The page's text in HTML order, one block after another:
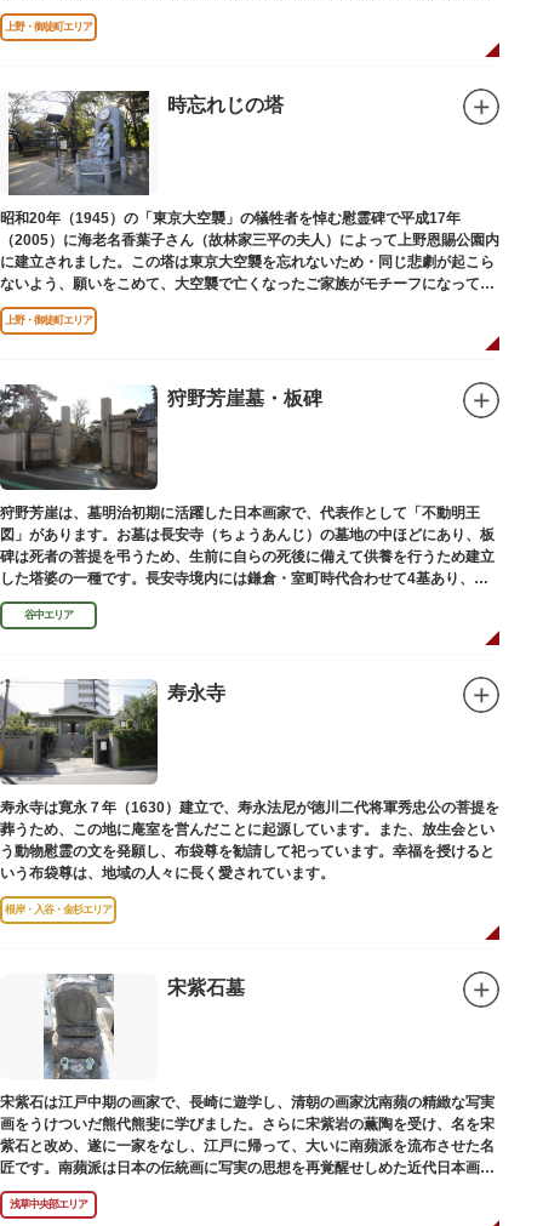
されました。
上野・御徒町エリア
時忘れじの塔
昭和20年（1945）の「東京大空襲」の犠牲者を悼む慰霊碑で平成17年
（2005）に海老名香葉子さん（故林家三平の夫人）によって上野恩賜公園内
に建立されました。この塔は東京大空襲を忘れないため・同じ悲劇が起こら
ないよう、願いをこめて、大空襲で亡くなったご家族がモチーフになってい
る平和祈念母子像・時計塔です。
上野・御徒町エリア
狩野芳崖墓・板碑
狩野芳崖は、墓明治初期に活躍した日本画家で、代表作として「不動明王
図」があります。お墓は長安寺（ちょうあんじ）の墓地の中ほどにあり、板
碑は死者の菩提を弔うため、生前に自らの死後に備えて供養を行うため建立
した塔婆の一種です。長安寺境内には鎌倉・室町時代合わせて4基あり、
「長安寺板碑」として台東区の有形文化財に指定されています。
谷中エリア
寿永寺
寿永寺は寛永７年（1630）建立で、寿永法尼が徳川二代将軍秀忠公の菩提を
葬うため、この地に庵室を営んだことに起源しています。また、放生会とい
う動物慰霊の文を発願し、布袋尊を勧請して祀っています。幸福を授けると
いう布袋尊は、地域の人々に長く愛されています。
根岸・入谷・金杉エリア
宋紫石墓
宋紫石は江戸中期の画家で、長崎に遊学し、清朝の画家沈南蘋の精緻な写実
画をうけついだ熊代熊斐に学びました。さらに宋紫岩の薫陶を受け、名を宋
紫石と改め、遂に一家をなし、江戸に帰って、大いに南蘋派を流布させた名
匠です。南蘋派は日本の伝統画に写実の思想を再覚醒せしめた近代日本画壇
の源流です。お墓は徳本寺（とくほんじ）境内にあります。
浅草中央部エリア